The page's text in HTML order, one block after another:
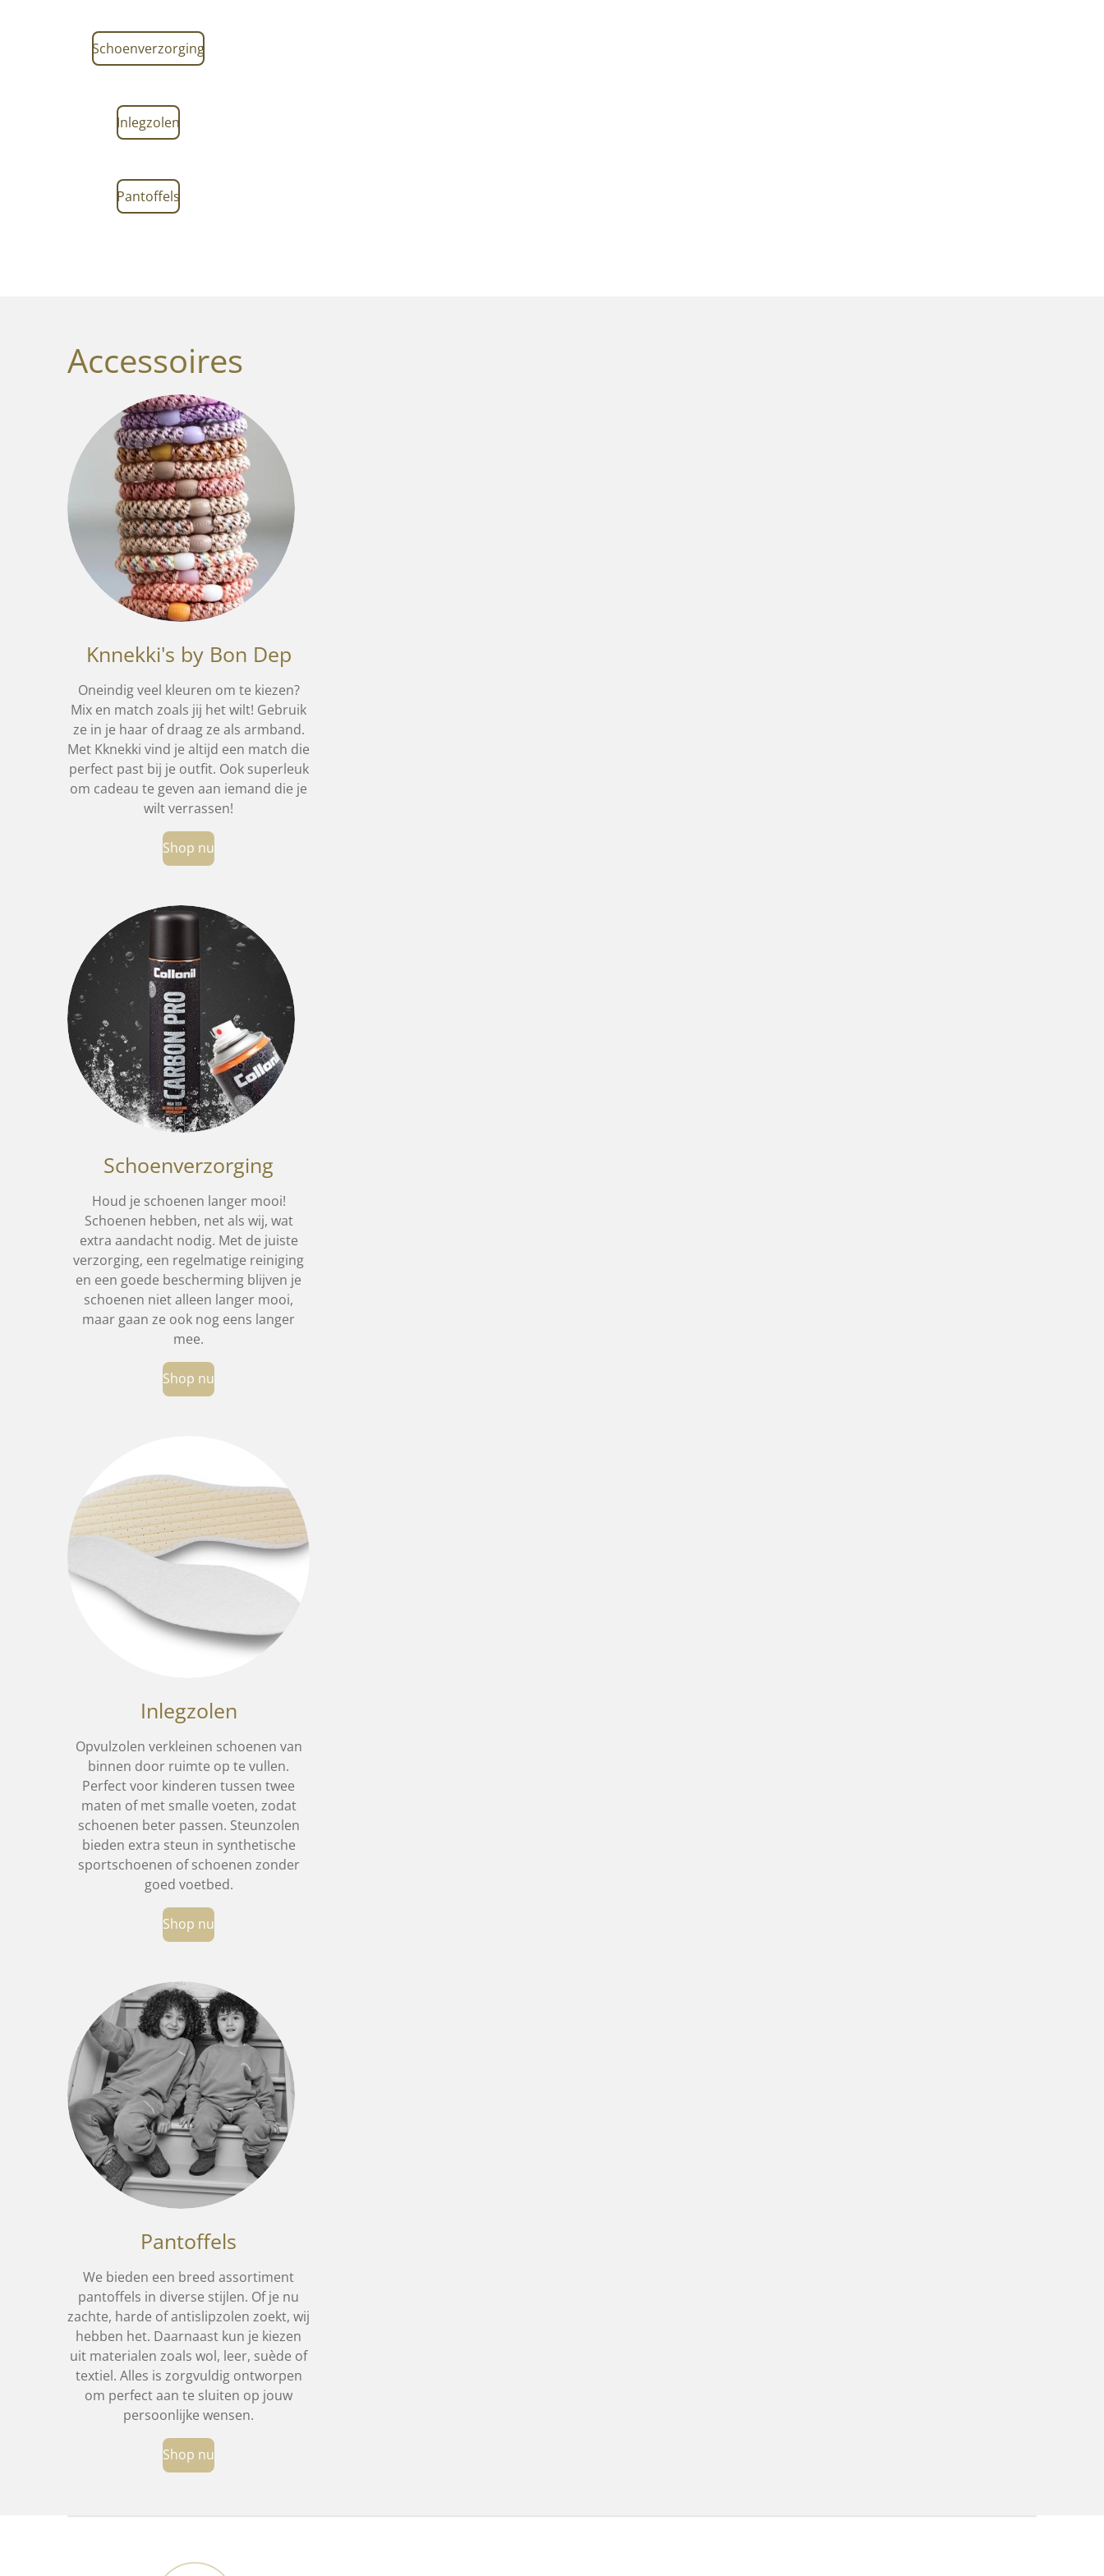
Schoenverzorging
Inlegzolen
Pantoffels
Accessoires
Knnekki's by Bon Dep
Oneindig veel kleuren om te kiezen?
Mix en match zoals jij het wilt! Gebruik
ze in je haar of draag ze als armband.
Met Kknekki vind je altijd een match die
perfect past bij je outfit. Ook superleuk
om cadeau te geven aan iemand die je
wilt verrassen!
Shop nu
Schoenverzorging
Houd je schoenen langer mooi!
Schoenen hebben, net als wij, wat
extra aandacht nodig. Met de juiste
verzorging, een regelmatige reiniging
en een goede bescherming blijven je
schoenen niet alleen langer mooi,
maar gaan ze ook nog eens langer
mee.
Shop nu
Inlegzolen
Opvulzolen verkleinen schoenen van
binnen door ruimte op te vullen.
Perfect voor kinderen tussen twee
maten of met smalle voeten, zodat
schoenen beter passen. Steunzolen
bieden extra steun in synthetische
sportschoenen of schoenen zonder
goed voetbed.
Shop nu
Pantoffels
We bieden een breed assortiment
pantoffels in diverse stijlen. Of je nu
zachte, harde of antislipzolen zoekt, wij
hebben het. Daarnaast kun je kiezen
uit materialen zoals wol, leer, suède of
textiel. Alles is zorgvuldig ontworpen
om perfect aan te sluiten op jouw
persoonlijke wensen.
Shop nu